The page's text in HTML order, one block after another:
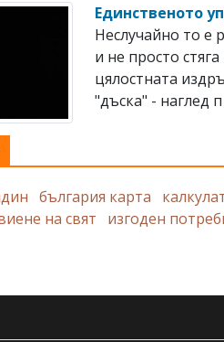
Единственото
Неслучайно то е
и не просто
цялостната
"дъска" - наглед п
българия карта
на свят изгоден